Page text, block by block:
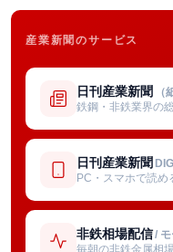
産業新聞のサービス
日刊産業新聞 （
鉄鋼・非鉄業界の
日刊産業新聞
PC・スマホで読め
非鉄相場配信/
毎朝の非鉄金属相